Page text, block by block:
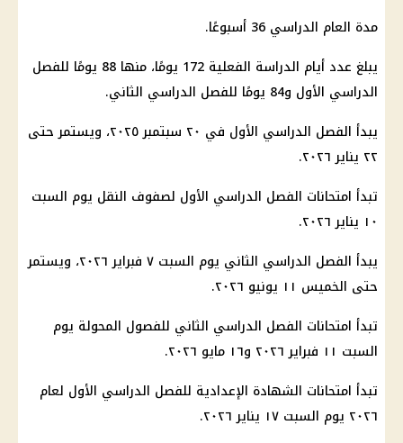
مدة العام الدراسي 36 أسبوعًا.
يبلغ عدد أيام الدراسة الفعلية 172 يومًا، منها 88 يومًا للفصل
الدراسي الأول و84 يومًا للفصل الدراسي الثاني.
يبدأ الفصل الدراسي الأول في ٢٠ سبتمبر ٢٠٢٥، ويستمر حتى
٢٢ يناير ٢٠٢٦.
تبدأ امتحانات الفصل الدراسي الأول لصفوف النقل يوم السبت
١٠ يناير ٢٠٢٦.
يبدأ الفصل الدراسي الثاني يوم السبت ٧ فبراير ٢٠٢٦، ويستمر
حتى الخميس ١١ يونيو ٢٠٢٦.
تبدأ امتحانات الفصل الدراسي الثاني للفصول المحولة يوم
السبت ١١ فبراير ٢٠٢٦ و١٦ مايو ٢٠٢٦.
تبدأ امتحانات الشهادة الإعدادية للفصل الدراسي الأول لعام
٢٠٢٦ يوم السبت ١٧ يناير ٢٠٢٦.